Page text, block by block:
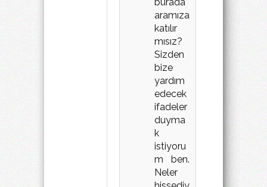
aramıza
katılır
mısız?
Sizden
bize
yardım
edecek
ifadeler
duyma
k
istiyoru
m ben.
Neler